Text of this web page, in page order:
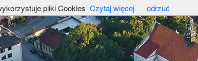
pliki Cookies Czytaj więcej odrzuć